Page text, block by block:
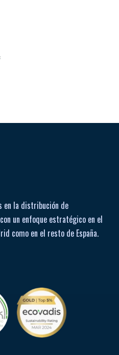
en la distribución de
un enfoque estratégico en el
como en el resto de España.